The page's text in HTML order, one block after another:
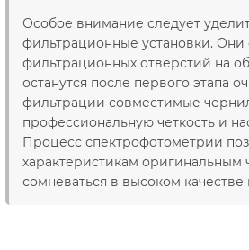
Особое внимание следует
фильтрационные установки. Они
фильтрационных отверстий на
останутся после первого этапа
фильтрации совместимые
профессиональную четкость и
Процесс спектрофотометрии
характеристикам оригинальным
сомневаться в высоком